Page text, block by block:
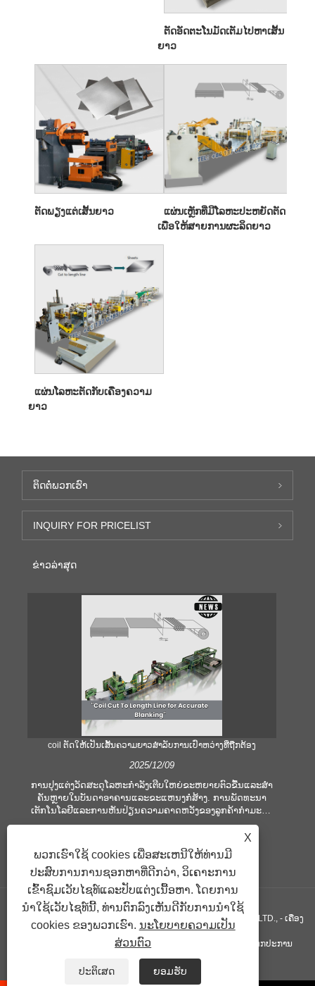
ຕັດອັດຕະໂນມັດເຕັມໄປຫາເສັ້ນ
ຍາວ
ຕັດພຽງແຕ່ເສັ້ນຍາວ
ແຜ່ນເຫຼັກທີ່ມີໂລຫະປະຫຍັດຕັດ
ເພື່ອໃຫ້ສາຍການຜະລິດຍາວ
ແຜ່ນໂລຫະຕັດກັບເຄື່ອງຄວາມ
ຍາວ
ຕິດ​ຕໍ່​ພວກ​ເຮົາ
INQUIRY FOR PRICELIST
ຂ່າວ​ລ່າ​ສຸດ
coil ຕັດໃຫ້ເປັນເສັ້ນຄວາມຍາວສໍາລັບການເປົ່າຫວ່າງທີ່ຖືກຕ້ອງ
2025/12/09
ການປຸງແຕ່ງວັດສະດຸໂລຫະກໍາລັງເຕີບໃຫຍ່ຂະຫຍາຍຕົວຂື້ນແລະສໍາ
ຄັນຫຼາຍໃນບັນດາອາຄານແລະຂະແຫນງກໍ່ສ້າງ. ການພັດທະນາ
ເຕັກໂນໂລຢີແລະການຫັນປ່ຽນຄວາມຄາດຫວັງຂອງລູກຄ້າກໍາມະກໍາ
ບໍລິສັດເພື່ອຕອບສະຫນອງເງື່ອນໄຂການຜະລິດທີ່ຍິ່ງໃຫຍ່ແລະຄວາມ
ຕ້ອງການດ້ານຄຸນນະພາບ. ເຕັກນິກການປຸງແຕ່ງມືແບບທໍາມະດາແມ່ນ
ບໍ່ພຽງພໍທີ່ຈະຕອບສະຫນອງຄວາມຕ້ອງການຂອງອຸດສາຫະກໍາທີ່ທັນ
ສະໄຫມ, ໂດຍສະເພາະໃນການສະແຫວງຫາຄວາມຖືກຕ້ອງແລະ
ປະສິດທິພາບສູງ. ເພາະສະນັ້ນ, coil ການຕັດໄປຫາເສັ້ນຄວາມຍາວ
ໄດ້ເກີດຂື້ນເປັນອຸປະກອນປະມວນຜົນ coil.
ສະຫງວນລິຂະສິດ © GUANGZHOU KINGREAL MACHINERY CO., LTD., - ເຄື່ອງ
ຕັດທໍ່, ຕັດທໍ່ເສັ້ນໃຫ້ຍາວ, ຕັດໂລຫະເປັນເສັ້ນຍາວ - ສະຫງວນລິຂະສິດທຸກປະການ
Sitemap RSS XML
X
ພວກເຮົາໃຊ້ cookies ເພື່ອສະເຫນີໃຫ້ທ່ານມີ
ປະສົບການການຊອກຫາທີ່ດີກວ່າ, ວິເຄາະການ
ເຂົ້າຊົມເວັບໄຊທ໌ແລະປັບແຕ່ງເນື້ອຫາ. ໂດຍການ
ນໍາໃຊ້ເວັບໄຊທ໌ນີ້, ທ່ານຕົກລົງເຫັນດີກັບການນໍາໃຊ້
cookies ຂອງພວກເຮົາ. ນະໂຍບາຍຄວາມເປັນ
ສ່ວນຕົວ
ປະຕິເສດ ຍອມຮັບ